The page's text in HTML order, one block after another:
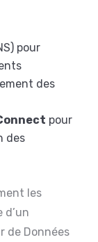
pour
des
pour
des
les
d’un
de Données